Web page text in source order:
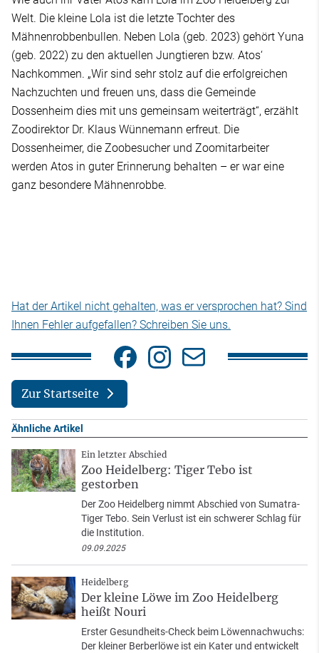
Welt. Die kleine Lola ist die letzte Tochter des
Mähnenrobbenbullen. Neben Lola (geb. 2023) gehört Yuna
(geb. 2022) zu den aktuellen Jungtieren bzw. Atos‘
Nachkommen. „Wir sind sehr stolz auf die erfolgreichen
Nachzuchten und freuen uns, dass die Gemeinde
Dossenheim dies mit uns gemeinsam weiterträgt“, erzählt
Zoodirektor Dr. Klaus Wünnemann erfreut. Die
Dossenheimer, die Zoobesucher und Zoomitarbeiter
werden Atos in guter Erinnerung behalten – er war eine
ganz besondere Mähnenrobbe.
Hat der Artikel nicht gehalten, was er versprochen hat? Sind
Ihnen Fehler aufgefallen? Schreiben Sie uns.
Zur Startseite
Ähnliche Artikel
Ein letzter Abschied
Zoo Heidelberg: Tiger Tebo ist
gestorben
Der Zoo Heidelberg nimmt Abschied von Sumatra-
Tiger Tebo. Sein Verlust ist ein schwerer Schlag für
die Institution.
09.09.2025
Heidelberg
Der kleine Löwe im Zoo Heidelberg
heißt Nouri
Erster Gesundheits-Check beim Löwennachwuchs:
Der kleiner Berberlöwe ist ein Kater und entwickelt